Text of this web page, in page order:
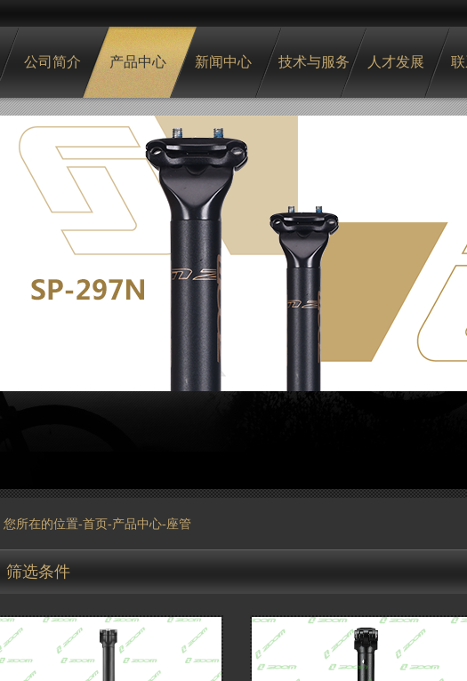
公司简介 产品中心 新闻中心 技术与服务 人才发展
您所在的位置-首页 -产品中心-座管
筛选条件